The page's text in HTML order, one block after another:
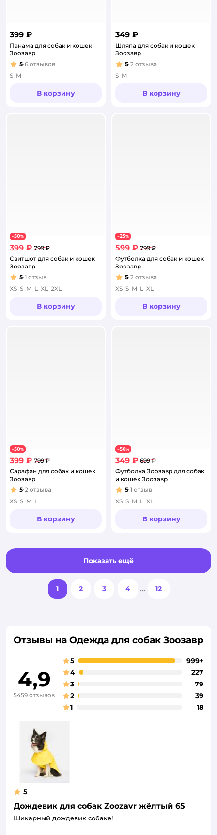
399 ₽
Панама для собак и кошек
Зоозавр
Рейтинг:
5 6 отзывов
S M
В корзину
349 ₽
Шляпа для собак и кошек
Зоозавр
Рейтинг:
5 2 отзыва
S M
В корзину
−50%
399 ₽ 799 ₽
Свитшот для собак и кошек
Зоозавр
Рейтинг:
5 1 отзыв
XS S M L XL 2XL
В корзину
−25%
599 ₽ 799 ₽
Футболка для собак и кошек
Зоозавр
Рейтинг:
5 2 отзыва
XS S M L XL
В корзину
−50%
399 ₽ 799 ₽
Сарафан для собак и кошек
Зоозавр
Рейтинг:
5 2 отзыва
XS S M L
В корзину
−50%
349 ₽ 699 ₽
Футболка Зоозавр для собак
и кошек Зоозавр
Рейтинг:
5 1 отзыв
XS S M L XL
В корзину
Показать ещё
1 2 3 4 ... 12
Отзывы на Одежда для собак Зоозавр
4,9
5459 отзывов
5
999+
4
227
3
79
2
39
1
18
5
Дождевик для собак Zoozavr жёлтый 65
Шикарный дождевик собаке!